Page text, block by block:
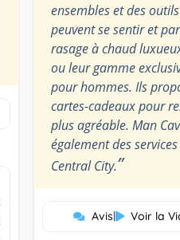
ensembles et des
peuvent se sentir et
rasage à chaud
ou leur gamme
pour hommes. Ils
cartes-cadeaux pour
plus agréable. Man
également des
Central City.”
Avis| Voir la